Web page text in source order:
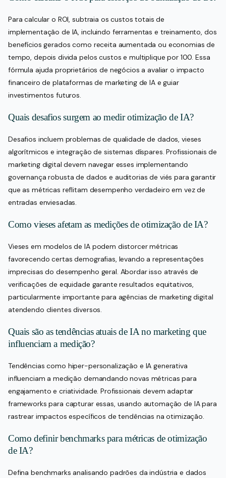
Para calcular o ROI, subtraia os custos totais de
implementação de IA, incluindo ferramentas e treinamento, dos
benefícios gerados como receita aumentada ou economias de
tempo, depois divida pelos custos e multiplique por 100. Essa
fórmula ajuda proprietários de negócios a avaliar o impacto
financeiro de plataformas de marketing de IA e guiar
investimentos futuros.
Quais desafios surgem ao medir otimização de IA?
Desafios incluem problemas de qualidade de dados, vieses
algorítmicos e integração de sistemas díspares. Profissionais de
marketing digital devem navegar esses implementando
governança robusta de dados e auditorias de viés para garantir
que as métricas reflitam desempenho verdadeiro em vez de
entradas enviesadas.
Como vieses afetam as medições de otimização de IA?
Vieses em modelos de IA podem distorcer métricas
favorecendo certas demografias, levando a representações
imprecisas do desempenho geral. Abordar isso através de
verificações de equidade garante resultados equitativos,
particularmente importante para agências de marketing digital
atendendo clientes diversos.
Quais são as tendências atuais de IA no marketing que
influenciam a medição?
Tendências como hiper-personalização e IA generativa
influenciam a medição demandando novas métricas para
engajamento e criatividade. Profissionais devem adaptar
frameworks para capturar essas, usando automação de IA para
rastrear impactos específicos de tendências na otimização.
Como definir benchmarks para métricas de otimização
de IA?
Defina benchmarks analisando padrões da indústria e dados